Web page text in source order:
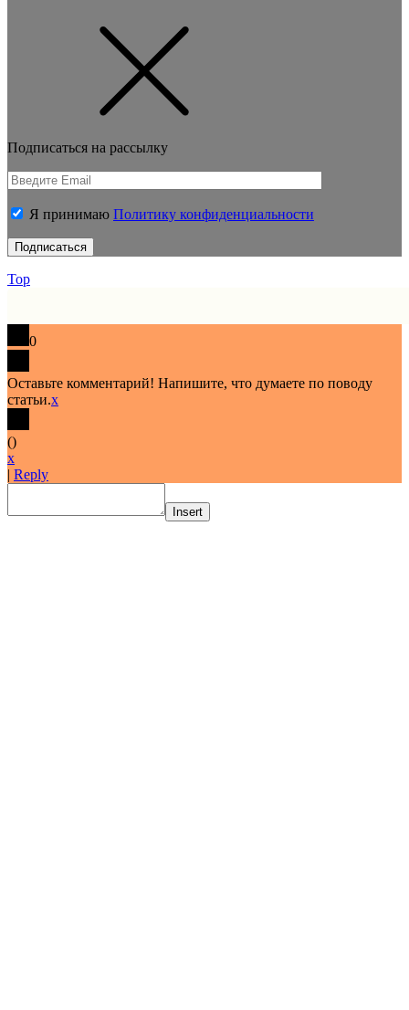
Подписаться на рассылку
Я принимаю Политику конфиденциальности
Top
0
Оставьте комментарий! Напишите, что думаете по поводу
статьи.x
()
x
| Reply
Insert